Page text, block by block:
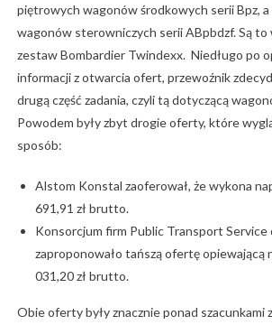
piętrowych wagonów środkowych serii Bpz,
wagonów sterowniczych serii ABpbdzf. Są
zestaw Bombardier Twindexx. Niedługo po
informacji z otwarcia ofert, przewoźnik
drugą część zadania, czyli tą dotyczącą
Powodem były zbyt drogie oferty, które
sposób:
Alstom Konstal zaoferował, że wykona
691,91 zł brutto.
Konsorcjum firm Public Transport Service
zaproponowało tańszą ofertę opiewającą
031,20 zł brutto.
Obie oferty były znacznie ponad szacunkami